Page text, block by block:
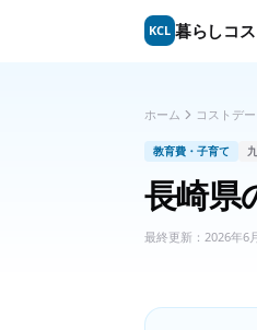
KCL 暮らしコ
ホーム コストデー
教育費・子育て
長崎県
最終更新： 2026年6